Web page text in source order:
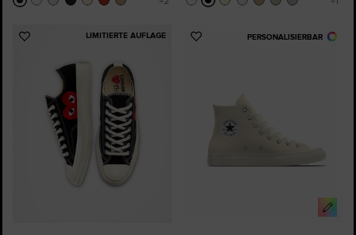
LIMITIERTE AUFLAGE
Zu
hinzufügen
PERSONALISIERBAR
Zu